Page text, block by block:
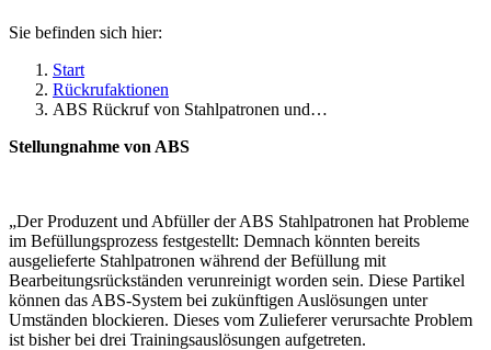
Sie befinden sich hier:
Start
Rückrufaktionen
ABS Rückruf von Stahlpatronen und…
Stellungnahme von ABS
„Der Produzent und Abfüller der ABS Stahlpatronen hat Probleme
im Befüllungsprozess festgestellt: Demnach könnten bereits
ausgelieferte Stahlpatronen während der Befüllung mit
Bearbeitungsrückständen verunreinigt worden sein. Diese Partikel
können das ABS-System bei zukünftigen Auslösungen unter
Umständen blockieren. Dieses vom Zulieferer verursachte Problem
ist bisher bei drei Trainingsauslösungen aufgetreten.